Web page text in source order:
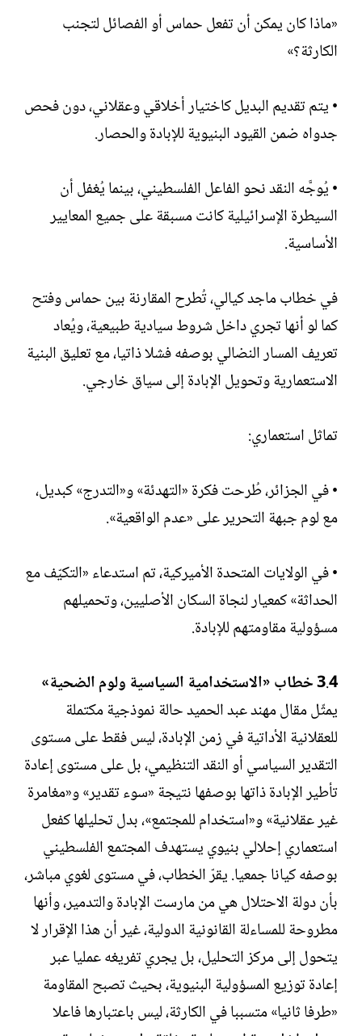
«ماذا كان يمكن أن تفعل حماس أو الفصائل لتجنب
الكارثة؟»
• يتم تقديم البديل كاختيار أخلاقي وعقلاني، دون فحص
جدواه ضمن القيود البنيوية للإبادة والحصار.
• يُوجَّه النقد نحو الفاعل الفلسطيني، بينما يُغفل أن
السيطرة الإسرائيلية كانت مسبقة على جميع المعايير
الأساسية.
في خطاب ماجد كيالي، تُطرح المقارنة بين حماس وفتح
كما لو أنها تجري داخل شروط سيادية طبيعية، ويُعاد
تعريف المسار النضالي بوصفه فشلا ذاتيا، مع تعليق البنية
الاستعمارية وتحويل الإبادة إلى سياق خارجي.
تماثل استعماري:
• في الجزائر، طُرحت فكرة «التهدئة» و«التدرج» كبديل،
مع لوم جبهة التحرير على «عدم الواقعية».
• في الولايات المتحدة الأميركية، تم استدعاء «التكيّف مع
الحداثة» كمعيار لنجاة السكان الأصليين، وتحميلهم
مسؤولية مقاومتهم للإبادة.
3.4 خطاب «الاستخدامية السياسية ولوم الضحية»
يمثّل مقال مهند عبد الحميد حالة نموذجية مكتملة
للعقلانية الأداتية في زمن الإبادة، ليس فقط على مستوى
التقدير السياسي أو النقد التنظيمي، بل على مستوى إعادة
تأطير الإبادة ذاتها بوصفها نتيجة «سوء تقدير» و«مغامرة
غير عقلانية» و«استخدام للمجتمع»، بدل تحليلها كفعل
استعماري إحلالي بنيوي يستهدف المجتمع الفلسطيني
بوصفه كيانا جمعيا. يقرّ الخطاب، في مستوى لغوي مباشر،
بأن دولة الاحتلال هي من مارست الإبادة والتدمير، وأنها
مطروحة للمساءلة القانونية الدولية، غير أن هذا الإقرار لا
يتحول إلى مركز التحليل، بل يجري تفريغه عمليا عبر
إعادة توزيع المسؤولية البنيوية، بحيث تصبح المقاومة
«طرفا ثانيا» متسببا في الكارثة، ليس باعتبارها فاعلا